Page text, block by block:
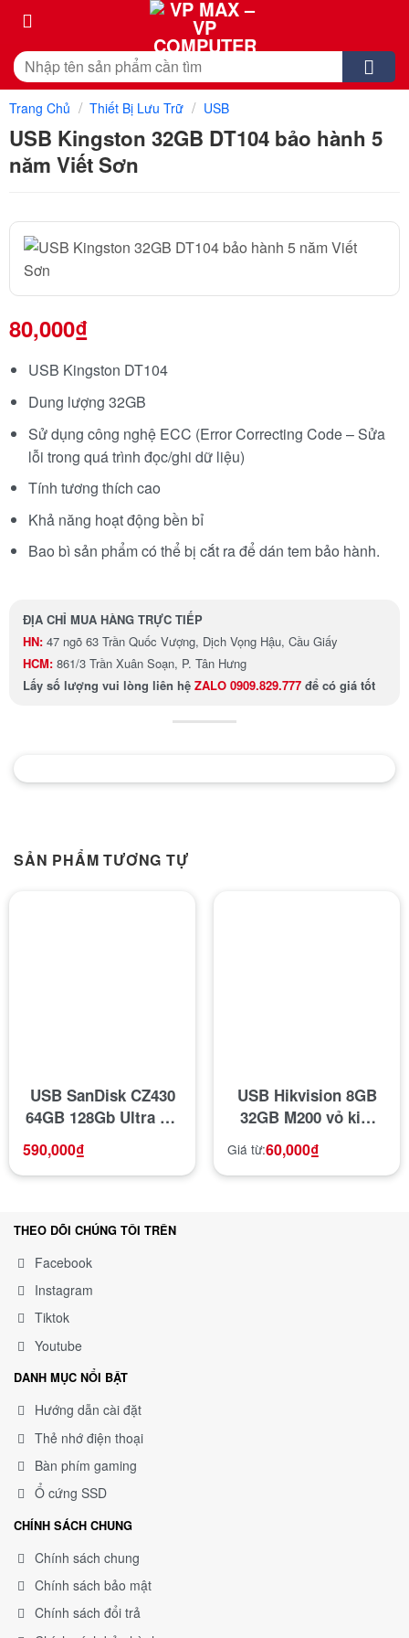
Skip
content
Tìm
kiếm:
Trang Chủ / Thiết Bị Lưu Trữ / USB
USB Kingston 32GB DT104 bảo hành 5
năm Viết Sơn
80,000₫
USB Kingston DT104
Dung lượng 32GB
Sử dụng công nghệ ECC (Error Correcting Code – Sửa
lỗi trong quá trình đọc/ghi dữ liệu)
Tính tương thích cao
Khả năng hoạt động bền bỉ
Bao bì sản phẩm có thể bị cắt ra để dán tem bảo hành.
ĐỊA CHỈ MUA HÀNG TRỰC TIẾP
HN:47 ngõ 63 Trần Quốc Vượng, Dịch Vọng Hậu, Cầu Giấy
HCM: 861/3 Trần Xuân Soạn, P. Tân Hưng
Lấy số lượng vui lòng liên hệ ZALO 0909.829.777để có giá tốt
SẢN PHẨM TƯƠNG TỰ
USB SanDisk CZ430
64GB 128Gb Ultra Fit
300 -400Mb/s
590,000₫
USB Hikvision 8GB
32GB M200 vỏ kim
cao chống sốc chống
nước, thiết kế vỏ
Giá từ:60,000₫
THEO DÕI CHÚNG TÔI TRÊN
Facebook
Instagram
Tiktok
Youtube
DANH MỤC NỔI BẬT
Hướng dẫn cài đặt
Thẻ nhớ điện thoại
Bàn phím gaming
Ổ cứng SSD
CHÍNH SÁCH CHUNG
Chính sách chung
Chính sách bảo mật
Chính sách đổi trả